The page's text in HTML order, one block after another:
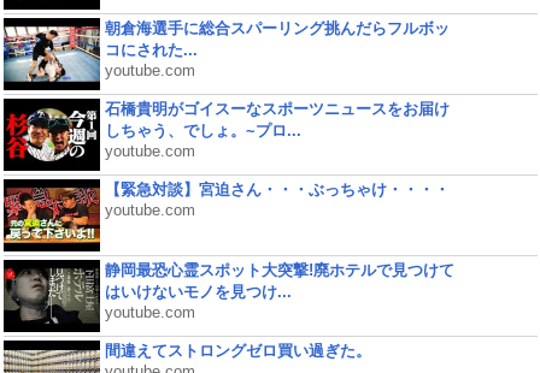
朝倉海選手に総合スパーリング挑んだらフルボッ
コにされた...
youtube.com
石橋貴明がゴイスーなスポーツニュースをお届け
しちゃう、でしょ。~プロ...
youtube.com
【緊急対談】宮迫さん・・・ぶっちゃけ・・・・
youtube.com
静岡最恐心霊スポット大突撃!廃ホテルで見つけて
はいけないモノを見つけ...
youtube.com
間違えてストロングゼロ買い過ぎた。